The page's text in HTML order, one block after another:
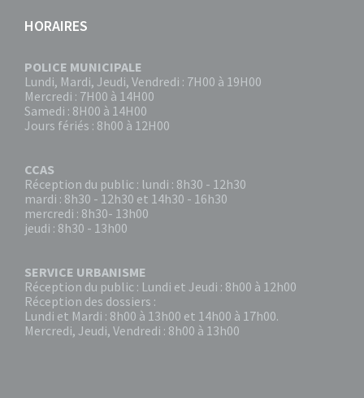
HORAIRES
POLICE MUNICIPALE
Lundi, Mardi, Jeudi, Vendredi : 7H00 à 19H00
Mercredi : 7H00 à 14H00
Samedi : 8H00 à 14H00
Jours fériés : 8h00 à 12H00
CCAS
Réception du public : lundi : 8h30 - 12h30
mardi : 8h30 - 12h30 et 14h30 - 16h30
mercredi : 8h30- 13h00
jeudi : 8h30 - 13h00
SERVICE URBANISME
Réception du public : Lundi et Jeudi : 8h00 à 12h00
Réception des dossiers :
Lundi et Mardi : 8h00 à 13h00 et 14h00 à 17h00.
Mercredi, Jeudi, Vendredi : 8h00 à 13h00